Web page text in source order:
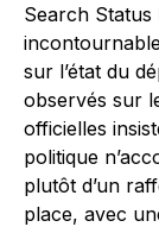
Search
sur l’état du
observés sur
officielles
politique
plutôt d’un
place, avec